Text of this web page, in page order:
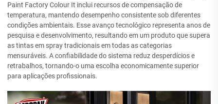
Paint Factory Colour It inclui recursos de compensação de
temperatura, mantendo desempenho consistente sob diferentes
condições ambientais. Esse avanço tecnológico representa anos de
pesquisa e desenvolvimento, resultando em um produto que supera
as tintas em spray tradicionais em todas as categorias
mensuráveis. A confiabilidade do sistema reduz desperdícios e
retrabalhos, tornando-o uma escolha economicamente superior
para aplicações profissionais.